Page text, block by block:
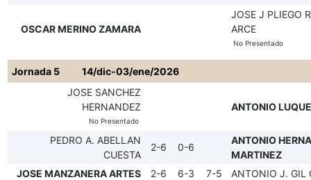
OSCAR MERINO ZAMARA
JOSE J PLIEGO
ARCE
No Presentado
Jornada 5
14/dic-03/ene/2026
JOSE SANCHEZ
HERNANDEZ
No Presentado
ANTONIO
PEDRO A. ABELLAN
CUESTA
2-6 0-6
ANTONIO
MARTINEZ
JOSE MANZANERA ARTES
2-6 6-3 7-5 ANTONIO J. GIL